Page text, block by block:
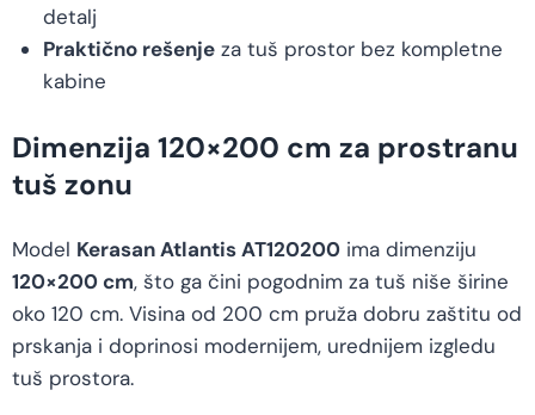
detalj
Praktično rešenjeza tuš prostor bez kompletne
kabine
Dimenzija 120×200 cm za prostranu
tuš zonu
Model Kerasan Atlantis AT120200 ima dimenziju
120×200 cm, što ga čini pogodnim za tuš niše širine
oko 120 cm. Visina od 200 cm pruža dobru zaštitu od
prskanja i doprinosi modernijem, urednijem izgledu
tuš prostora.